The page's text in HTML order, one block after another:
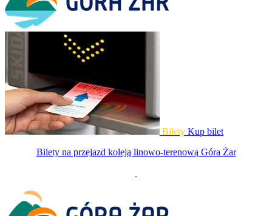
Bilety Kup bilet
Bilety na przejazd koleją linowo-terenową Góra Żar